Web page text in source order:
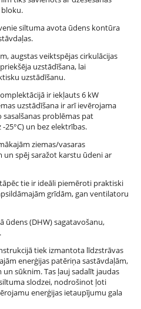
siltuma avota ūdens kontūra
augstas veiktspējas cirkulācijas
uzstādīšana, lai
uzstādīšanu.
ir iekļauts 6 kW
uzstādīšana ir arī ievērojama
problēmas pat
25°C) un bez elektrības.
ziemas/vasaras
un spēj saražot karstu ūdeni ar
tie ir ideāli piemēroti praktiski
grīdām, gan ventilatoru
ūdens (DHW) sagatavošanu,
tiek izmantota līdzstrāvas
enerģijas patēriņa sastāvdaļām,
sūknim. Tas ļauj sadalīt jaudas
slodzei, nodrošinot ļoti
enerģijas ietaupījumu gala